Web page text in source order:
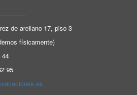
de arellano 17, piso 3
físicamente)
44
95